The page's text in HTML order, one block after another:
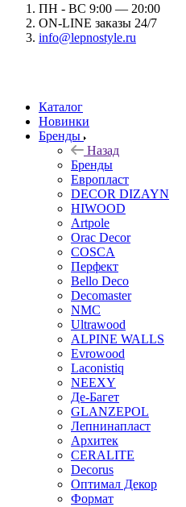
ПН - ВС 9:00 — 20:00
ON-LINE заказы 24/7
info@lepnostyle.ru
Каталог
Новинки
Бренды
Назад
Бренды
Европласт
DECOR DIZAYN
HIWOOD
Artpole
Orac Decor
COSCA
Перфект
Bello Deco
Decomaster
NMС
Ultrawood
ALPINE WALLS
Evrowood
Laconistiq
NEEXY
Де-Багет
GLANZEPOL
Лепнинапласт
Архитек
CERALITE
Decorus
Оптимал Декор
Формат